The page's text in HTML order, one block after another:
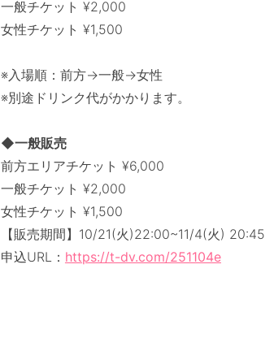
一般チケット ¥2,000
女性チケット ¥1,500
※入場順：前方→一般→女性
※別途ドリンク代がかかります。
◆一般販売
前方エリアチケット ¥6,000
一般チケット ¥2,000
女性チケット ¥1,500
【販売期間】10/21(火)22:00~11/4(火) 20:45
申込URL： https://t-dv.com/251104e